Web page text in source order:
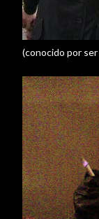
(conocido por ser